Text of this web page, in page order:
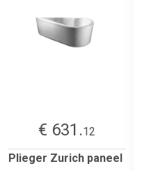
€ 631.12
Plieger Zurich paneel